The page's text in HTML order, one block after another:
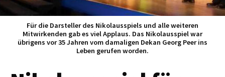
Für die Darsteller des Nikolausspiels und alle weiteren
Mitwirkenden gab es viel Applaus. Das Nikolausspiel war
übrigens vor 35 Jahren vom damaligen Dekan Georg Peer ins
Leben gerufen worden.